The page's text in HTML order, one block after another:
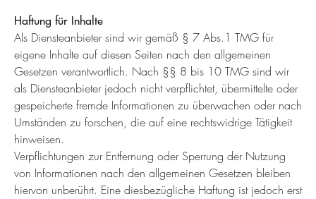
Haftung für Inhalte
Als Diensteanbieter sind wir gemäß § 7 Abs.1 TMG für
eigene Inhalte auf diesen Seiten nach den allgemeinen
Gesetzen verantwortlich. Nach §§ 8 bis 10 TMG sind wir
als Diensteanbieter jedoch nicht verpflichtet, übermittelte oder
gespeicherte fremde Informationen zu überwachen oder nach
Umständen zu forschen, die auf eine rechtswidrige Tätigkeit
hinweisen.
Verpflichtungen zur Entfernung oder Sperrung der Nutzung
von Informationen nach den allgemeinen Gesetzen bleiben
hiervon unberührt. Eine diesbezügliche Haftung ist jedoch erst